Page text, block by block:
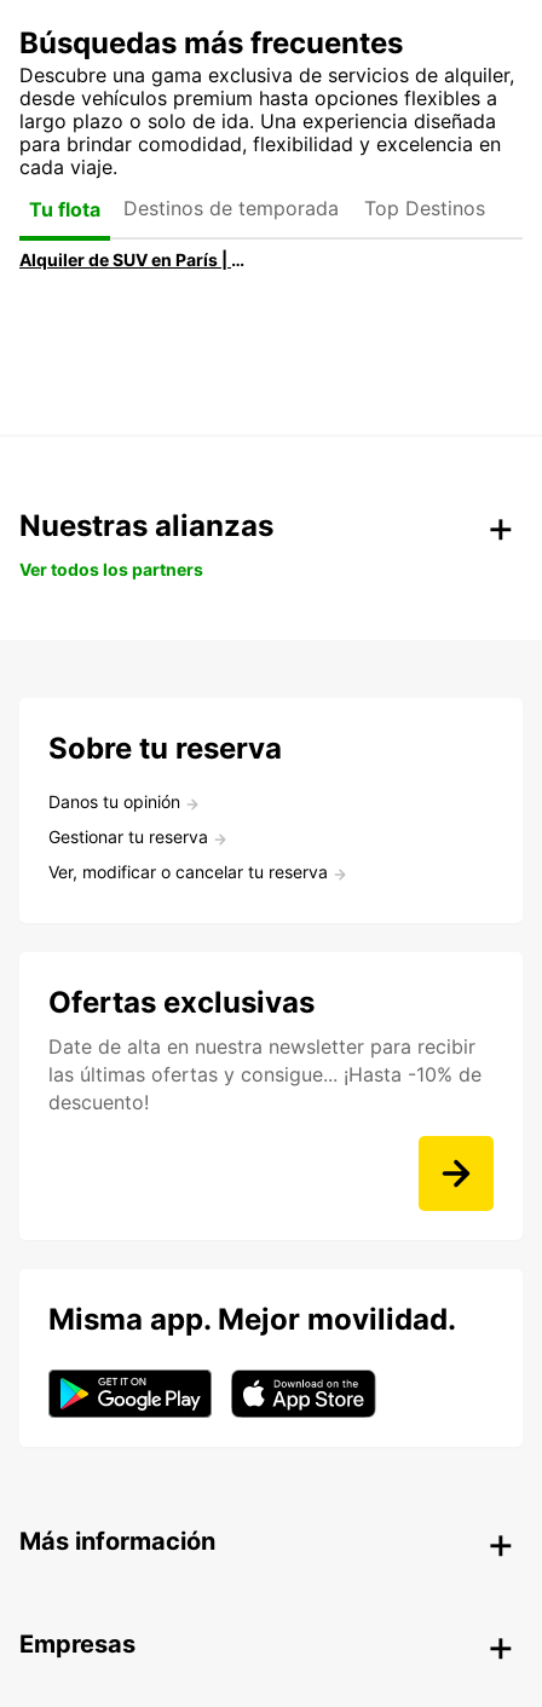
Búsquedas más frecuentes
Descubre una gama exclusiva de servicios de alquiler,
desde vehículos premium hasta opciones flexibles a
largo plazo o solo de ida. Una experiencia diseñada
para brindar comodidad, flexibilidad y excelencia en
cada viaje.
Tu flota
Destinos de temporada Top Destinos
Alquiler de SUV en París | SUV Premium y Eléctricos con Europcar
Nuestras alianzas
Ver todos los partners
Sobre tu reserva
Danos tu opinión
Gestionar tu reserva
Ver, modificar o cancelar tu reserva
Ofertas exclusivas
Date de alta en nuestra newsletter para recibir
las últimas ofertas y consigue... ¡Hasta -10% de
descuento!
Misma app. Mejor movilidad.
Más información
Empresas